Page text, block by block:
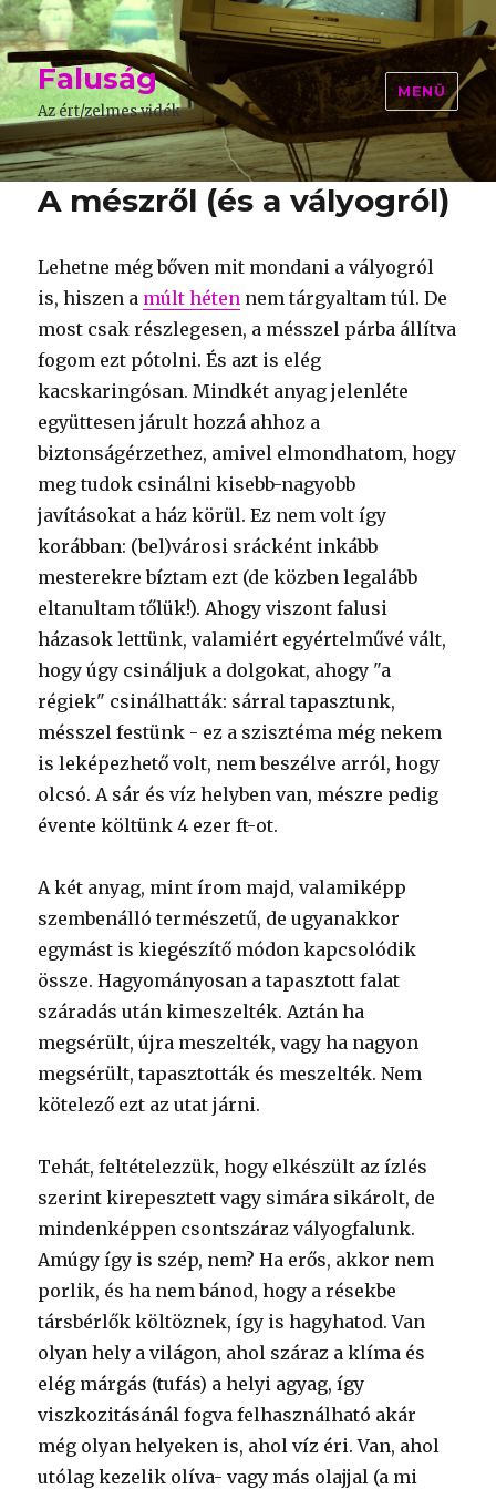
Faluság
Az ért/zelmes vidék
MENÜ
A mészről (és a vályogról)
Lehetne még bőven mit mondani a vályogról
is, hiszen a múlt héten nem tárgyaltam túl. De
most csak részlegesen, a mésszel párba állítva
fogom ezt pótolni. És azt is elég
kacskaringósan. Mindkét anyag jelenléte
együttesen járult hozzá ahhoz a
biztonságérzethez, amivel elmondhatom, hogy
meg tudok csinálni kisebb-nagyobb
javításokat a ház körül. Ez nem volt így
korábban: (bel)városi srácként inkább
mesterekre bíztam ezt (de közben legalább
eltanultam tőlük!). Ahogy viszont falusi
házasok lettünk, valamiért egyértelművé vált,
hogy úgy csináljuk a dolgokat, ahogy "a
régiek" csinálhatták: sárral tapasztunk,
mésszel festünk - ez a szisztéma még nekem
is leképezhető volt, nem beszélve arról, hogy
olcsó. A sár és víz helyben van, mészre pedig
évente költünk 4 ezer ft-ot.
A két anyag, mint írom majd, valamiképp
szembenálló természetű, de ugyanakkor
egymást is kiegészítő módon kapcsolódik
össze. Hagyományosan a tapasztott falat
száradás után kimeszelték. Aztán ha
megsérült, újra meszelték, vagy ha nagyon
megsérült, tapasztották és meszelték. Nem
kötelező ezt az utat járni.
Tehát, feltételezzük, hogy elkészült az ízlés
szerint kirepesztett vagy simára sikárolt, de
mindenképpen csontszáraz vályogfalunk.
Amúgy így is szép, nem? Ha erős, akkor nem
porlik, és ha nem bánod, hogy a résekbe
társbérlők költöznek, így is hagyhatod. Van
olyan hely a világon, ahol száraz a klíma és
elég márgás (tufás) a helyi agyag, így
viszkozitásánál fogva felhasználható akár
még olyan helyeken is, ahol víz éri. Van, ahol
utólag kezelik olíva- vagy más olajjal (a mi